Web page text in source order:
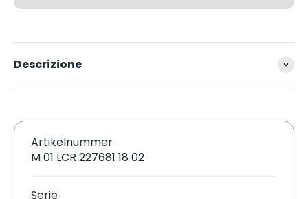
Descrizione
Artikelnummer
M 01 LCR 227681 18 02
Serie